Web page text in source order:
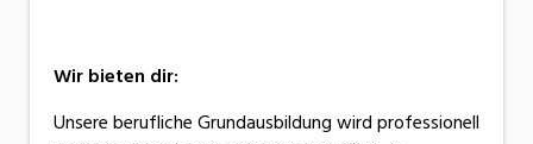
Wir bieten dir:
Unsere berufliche Grundausbildung wird professionell